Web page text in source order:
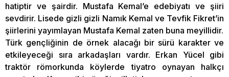
hatiptir ve şairdir. Mustafa Kemal’e edebiyatı ve şiiri
sevdirir. Lisede gizli gizli Namık Kemal ve Tevfik Fikret’in
şiirlerini yayımlayan Mustafa Kemal zaten buna meyillidir.
Türk gençliğinin de örnek alacağı bir sürü karakter ve
etkileyeceği sıra arkadaşları vardır. Erkan Yücel gibi
traktör römorkunda köylerde tiyatro oynayan halkçı